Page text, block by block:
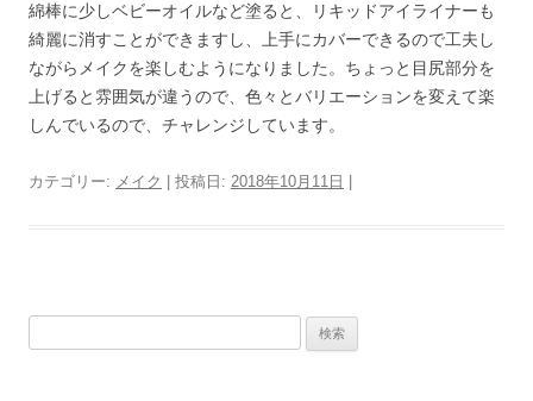
綿棒に少しベビーオイルなど塗ると、リキッドアイライナーも
綺麗に消すことができますし、上手にカバーできるので工夫し
ながらメイクを楽しむようになりました。ちょっと目尻部分を
上げると雰囲気が違うので、色々とバリエーションを変えて楽
しんでいるので、チャレンジしています。
カテゴリー: メイク | 投稿日: 2018年10月11日